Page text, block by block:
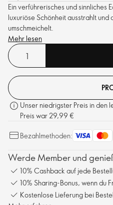
Ein verführerisches und sinnliches
luxuriöse Schönheit ausstrahlt
umschmeichelt.
Mehr lesen
Unser niedrigster Preis in den
Preis war 29,99 €
Bezahlmethoden:
Werde Member und
10% Cashback auf jede
10% Sharing-Bonus, wenn du
Kostenlose Lieferung bei